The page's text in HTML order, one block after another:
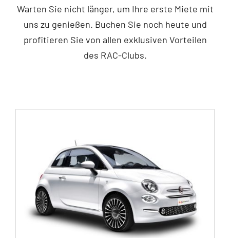
Warten Sie nicht länger, um Ihre erste Miete mit
uns zu genießen. Buchen Sie noch heute und
profitieren Sie von allen exklusiven Vorteilen
des RAC-Clubs.